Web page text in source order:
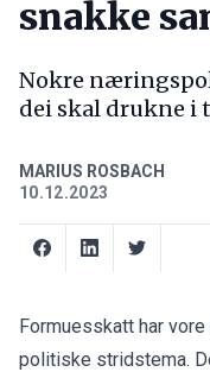
snakke
Nokre
dei skal drukne i
MARIUS ROSBACH
10.12.2023
Formuesskatt har
politiske stridstema.